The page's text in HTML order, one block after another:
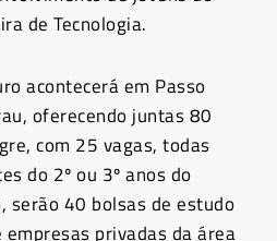
de Tecnologia.
acontecerá em Passo
oferecendo juntas 80
com 25 vagas, todas
do 2º ou 3º anos do
serão 40 bolsas de estudo
empresas privadas da área